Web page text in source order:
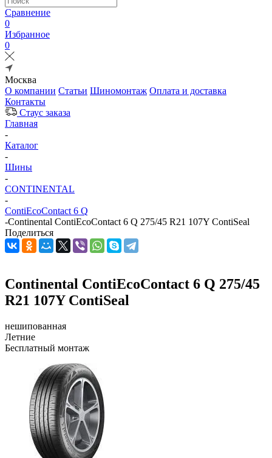
Сравнение
0
Избранное
0
Москва
О компании Статьи Шиномонтаж Оплата и доставка
Контакты
Стаус заказа
Главная
-
Каталог
-
Шины
-
CONTINENTAL
-
ContiEcoContact 6 Q
-Continental ContiEcoContact 6 Q 275/45 R21 107Y ContiSeal
Поделиться
Continental ContiEcoContact 6 Q 275/45
R21 107Y ContiSeal
нешипованная
Летние
Бесплатный монтаж